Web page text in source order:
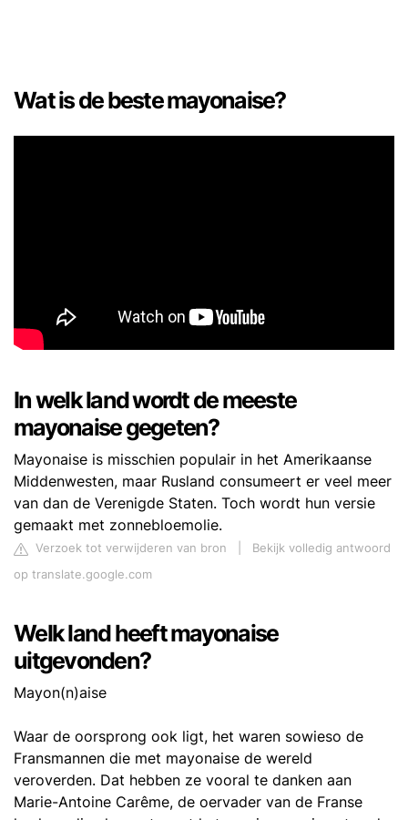
Wat is de beste mayonaise?
In welk land wordt de meeste
mayonaise gegeten?
Mayonaise is misschien populair in het Amerikaanse
Middenwesten, maar Rusland consumeert er veel meer
van dan de Verenigde Staten. Toch wordt hun versie
gemaakt met zonnebloemolie.
Verzoek tot verwijderen van bron
Bekijk volledig antwoord
op translate.google.com
Welk land heeft mayonaise
uitgevonden?
Mayon(n)aise
Waar de oorsprong ook ligt, het waren sowieso de
Fransmannen die met mayonaise de wereld
veroverden. Dat hebben ze vooral te danken aan
Marie-Antoine Carême, de oervader van de Franse